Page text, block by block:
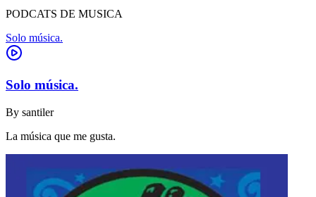
PODCATS DE MUSICA
Solo música.
Solo música.
By santiler
La música que me gusta.